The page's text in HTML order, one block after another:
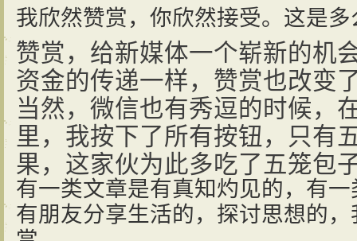
我欣然赞赏，你欣然接受。这是
赞赏，给新媒体一个崭新的机
资金的传递一样，赞赏也改变
当然，微信也有秀逗的时候，
里，我按下了所有按钮，只有
果，这家伙为此多吃了五笼包
有一类文章是有真知灼见的，有
有朋友分享生活的，探讨思想的